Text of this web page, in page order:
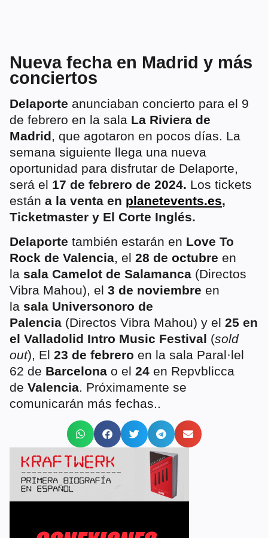
Nueva fecha en Madrid y más
conciertos
Delaporte anunciaban concierto para el 9
de febrero en la sala La Riviera de
Madrid, que agotaron en pocos días. La
semana siguiente llega una nueva
oportunidad para disfrutar de Delaporte,
será el 17 de febrero de 2024. Los tickets
están a la venta en planetevents.es,
Ticketmaster y El Corte Inglés.
Delaporte también estarán en Love To
Rock de Valencia, el 28 de octubre en
la sala Camelot de Salamanca (Directos
Vibra Mahou), el 3 de noviembre en
la sala Universonoro de
Palencia (Directos Vibra Mahou) y el 25 en
el Valladolid Intro Music Festival (sold
out), El 23 de febrero en la sala Paral·lel
62 de Barcelona o el 24 en Repvblicca
de Valencia. Próximamente se
comunicarán más fechas..